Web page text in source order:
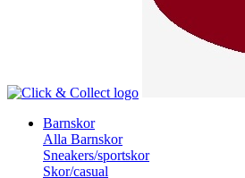
Barnskor
Alla Barnskor
Sneakers/sportskor
Skor/casual